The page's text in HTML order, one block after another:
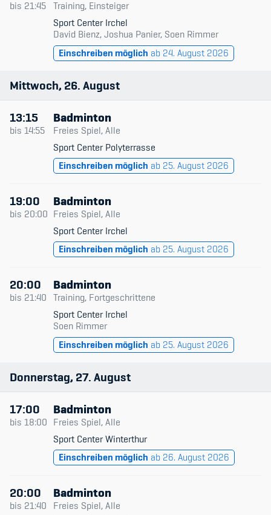
bis 21:45 Training, Einsteiger
Sport Center Irchel
David Bienz, Joshua Panier, Soen Rimmer
Einschreiben möglich ab 24. August 2026
Mittwoch 26 August
13:15
bis 14:55
Badminton
Freies Spiel, Alle
Sport Center Polyterrasse
Einschreiben möglich ab 25. August 2026
19:00
bis 20:00
Badminton
Freies Spiel, Alle
Sport Center Irchel
Einschreiben möglich ab 25. August 2026
20:00
bis 21:40
Badminton
Training, Fortgeschrittene
Sport Center Irchel
Soen Rimmer
Einschreiben möglich ab 25. August 2026
Donnerstag 27 August
17:00
bis 18:00
Badminton
Freies Spiel, Alle
Sport Center Winterthur
Einschreiben möglich ab 26. August 2026
20:00
bis 21:40
Badminton
Freies Spiel, Alle